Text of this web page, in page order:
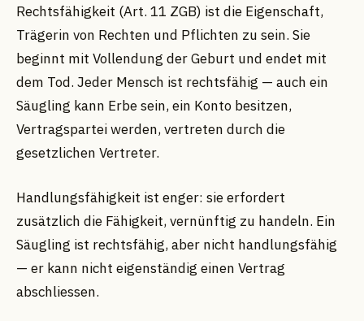
Rechtsfähigkeit (Art. 11 ZGB) ist die Eigenschaft,
Trägerin von Rechten und Pflichten zu sein. Sie
beginnt mit Vollendung der Geburt und endet mit
dem Tod. Jeder Mensch ist rechtsfähig — auch ein
Säugling kann Erbe sein, ein Konto besitzen,
Vertragspartei werden, vertreten durch die
gesetzlichen Vertreter.
Handlungsfähigkeit ist enger: sie erfordert
zusätzlich die Fähigkeit, vernünftig zu handeln. Ein
Säugling ist rechtsfähig, aber nicht handlungsfähig
— er kann nicht eigenständig einen Vertrag
abschliessen.